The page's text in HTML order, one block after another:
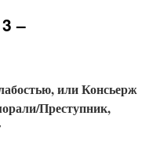
–
или Консьерж
Преступник,